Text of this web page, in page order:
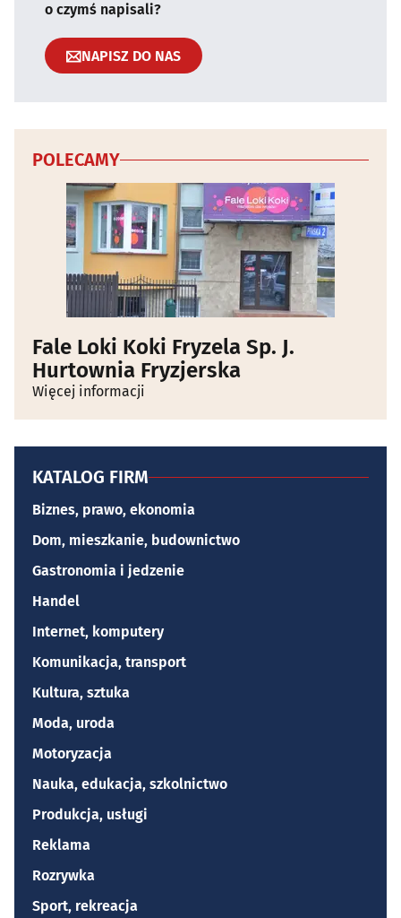
o czymś napisali?
NAPISZ DO NAS
POLECAMY
Fale Loki Koki Fryzela Sp. J.
Hurtownia Fryzjerska
Więcej informacji
KATALOG FIRM
Biznes, prawo, ekonomia
Dom, mieszkanie, budownictwo
Gastronomia i jedzenie
Handel
Internet, komputery
Komunikacja, transport
Kultura, sztuka
Moda, uroda
Motoryzacja
Nauka, edukacja, szkolnictwo
Produkcja, usługi
Reklama
Rozrywka
Sport, rekreacja